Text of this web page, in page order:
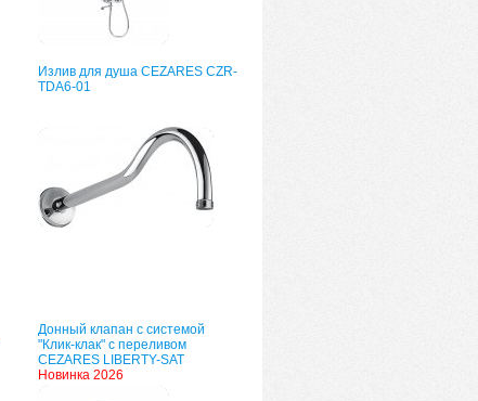
Излив для душа CEZARES CZR-
TDA6-01
Донный клапан с системой
"Клик-клак" с переливом
CEZARES LIBERTY-SAT
Новинка 2026